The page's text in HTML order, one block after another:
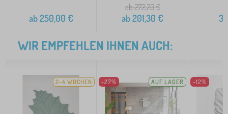
ab250,00 €
ab 272,20€
ab201,30 €
WIR EMPFEHLEN IHNEN AUCH:
2-4 WOCHEN -27% AUF LAGER -12%